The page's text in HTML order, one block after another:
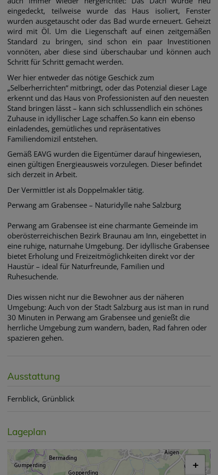
eingedeckt, teilweise wurde das Haus isoliert, Fenster
wurden ausgetauscht oder das Bad wurde erneuert. Geheizt
wird mit Öl. Um die Liegenschaft auf einen zeitgemäßen
Standard zu bringen, sind schon ein paar Investitionen
vonnöten, aber diese sind überschaubar und können auch
Schritt für Schritt gemacht werden.
Wer hier entweder das nötige Geschick zum
„Selberherrichten“ mitbringt, oder das Potenzial dieser Lage
erkennt und das Haus von Professionisten auf den neuesten
Stand bringen lässt – kann sich schlussendlich ein schönes
Zuhause in idyllischer Lage schaffen.So kann ein ebenso
einladendes, gemütliches und repräsentatives
Familiendomizil entstehen.
Gemäß EAVG wurden die Eigentümer darauf hingewiesen,
einen gültigen Energieausweis vorzulegen. Dieser befindet
sich derzeit in Arbeit.
Der Vermittler ist als Doppelmakler tätig.
Perwang am Grabensee – Naturidylle nahe Salzburg
Perwang am Grabensee ist eine charmante Gemeinde im
oberösterreichischen Bezirk Braunau am Inn, eingebettet in
eine ruhige, naturnahe Umgebung. Der idyllische Grabensee
bietet Erholung und Freizeitmöglichkeiten direkt vor der
Haustür – ideal für Naturfreunde, Familien und
Ruhesuchende.
Dies wissen nicht nur die Bewohner aus der näheren
Umgebung: Auch von der Stadt Salzburg aus ist man in rund
30 Minuten in Perwang am Grabensee und genießt die
herrliche Umgebung zum wandern, baden, Rad fahren oder
spazieren gehen.
Ausstattung
Fernblick Grünblick
Lageplan
+